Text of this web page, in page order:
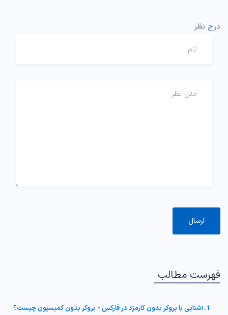
درج نظر
فهرست مطالب
1. آشنایی با بروکر بدون کارمزد در فارکس - بروکر بدون کمیسیون چیست؟